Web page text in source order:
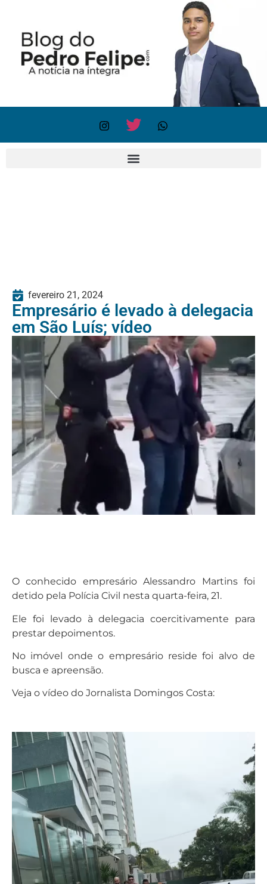
fevereiro 21, 2024
Empresário é levado à delegacia
em São Luís; vídeo
O conhecido empresário Alessandro Martins foi
detido pela Polícia Civil nesta quarta-feira, 21.
Ele foi levado à delegacia coercitivamente para
prestar depoimentos.
No imóvel onde o empresário reside foi alvo de
busca e apreensão.
Veja o vídeo do Jornalista Domingos Costa:
Tocador
vídeo